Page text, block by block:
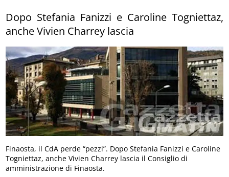
Dopo Stefania Fanizzi e Caroline Togniettaz,
anche Vivien Charrey lascia
Finaosta, il CdA perde “pezzi”. Dopo Stefania Fanizzi e Caroline
Togniettaz, anche Vivien Charrey lascia il Consiglio di
amministrazione di Finaosta.